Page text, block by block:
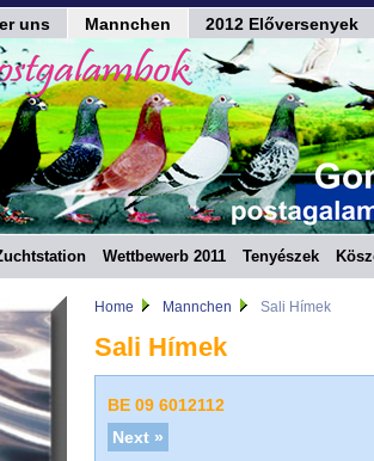
uns Mannchen
2012 Előversenyek
Wettbewerb 2011 Tenyészek
Home Mannchen Sali Hímek
Sali Hímek
BE 09 6012112
Next »